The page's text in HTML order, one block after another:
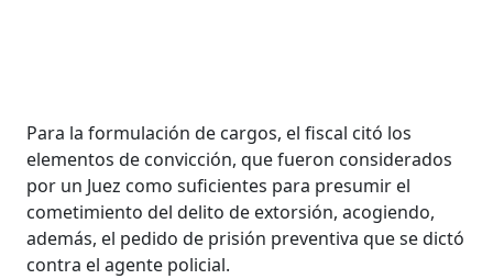
Para la formulación de cargos, el fiscal citó los
elementos de convicción, que fueron considerados
por un Juez como suficientes para presumir el
cometimiento del delito de extorsión, acogiendo,
además, el pedido de prisión preventiva que se dictó
contra el agente policial.